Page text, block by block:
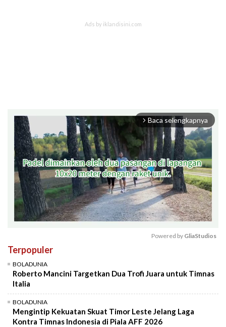
arrow_forward_ios Baca selengkapnya
Powered by GliaStudios
Terpopuler
BOLADUNIA
Roberto Mancini Targetkan Dua Trofi Juara untuk Timnas
Italia
BOLADUNIA
Mengintip Kekuatan Skuat Timor Leste Jelang Laga
Kontra Timnas Indonesia di Piala AFF 2026